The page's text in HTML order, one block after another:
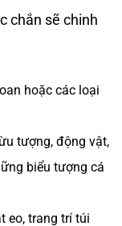
chắn sẽ chinh
hoặc các loại
tượng, động vật,
biểu tượng cá
eo, trang trí túi